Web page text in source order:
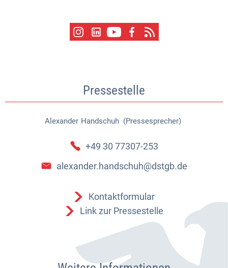
Pressestelle
Alexander Handschuh (Pressesprecher)
Alexander Handschuh
+49 30 77307-253
alexander.handschuh@dstgb.de
Kontaktformular
Link zur Pressestelle